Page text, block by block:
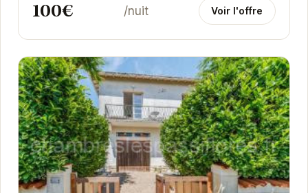
100€ /nuit Voir l'offre